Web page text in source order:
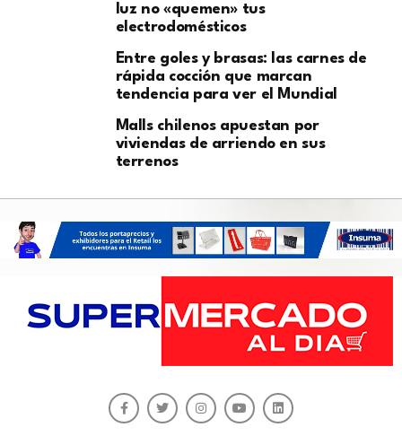
luz no «quemen» tus
electrodomésticos
Entre goles y brasas: las carnes de
rápida cocción que marcan
tendencia para ver el Mundial
Malls chilenos apuestan por
viviendas de arriendo en sus
terrenos